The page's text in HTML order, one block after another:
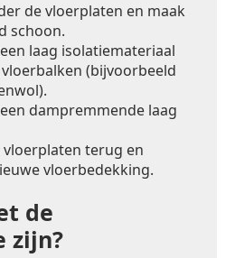
de vloerplaten en maak
schoon.
laag isolatiemateriaal
(bijvoorbeeld
dampremmende laag
vloerplaten terug en
vloerbedekking.
de
zijn?